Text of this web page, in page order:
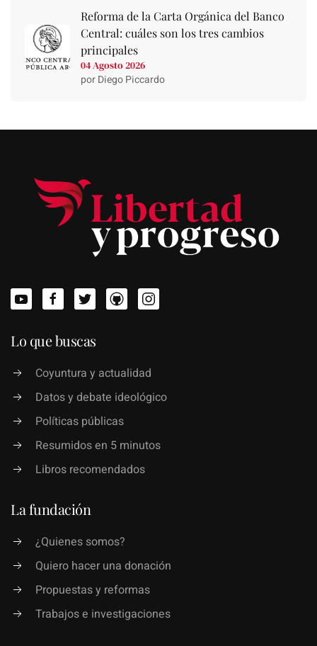
Reforma de la Carta Orgánica del Banco
Central: cuáles son los tres cambios
principales
04 Agosto 2026
por Diego Piccardo
Lo que buscas
Coyuntura y actualidad
Datos y debate ideológico
Políticas públicas
Resumidos en 5 minutos
Libros recomendados
La fundación
¿Quienes somos?
Quiero hacer una donación
Propuestas y reformas
Trabajos e investigaciones